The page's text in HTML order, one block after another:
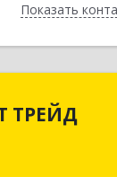
ПоказатьНазад
ТРЕЙД
Респ,